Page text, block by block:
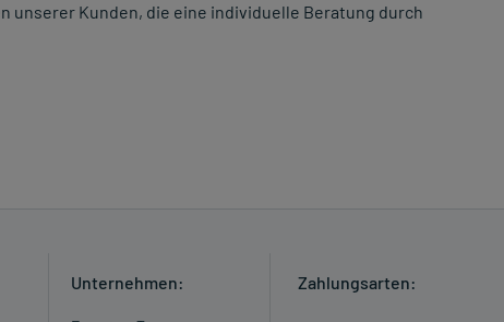
unserer Kunden, die eine individuelle Beratung durch
Unternehmen: Zahlungsarten: